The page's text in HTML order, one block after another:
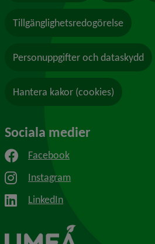
Tillgänglighetsredogörelse
Personuppgifter och dataskydd
Hantera kakor (cookies)
Sociala medier
Facebook
Instagram
LinkedIn